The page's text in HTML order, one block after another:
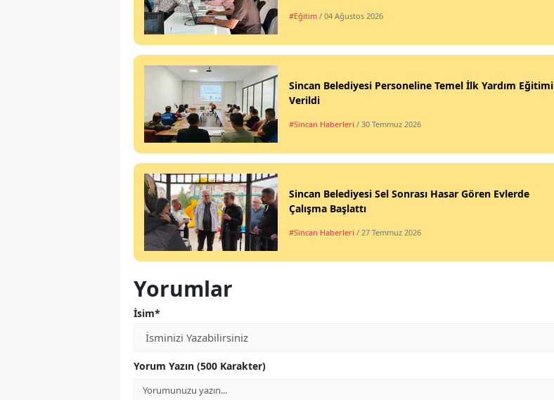
#Eğitim / 04 Ağustos 2026
Sincan Belediyesi Personeline Temel İlk Yardım Eğitimi
Verildi
#Sincan Haberleri / 30 Temmuz 2026
Sincan Belediyesi Sel Sonrası Hasar Gören Evlerde
Çalışma Başlattı
#Sincan Haberleri / 27 Temmuz 2026
Yorumlar
İsim*
Yorum Yazın (500 Karakter)